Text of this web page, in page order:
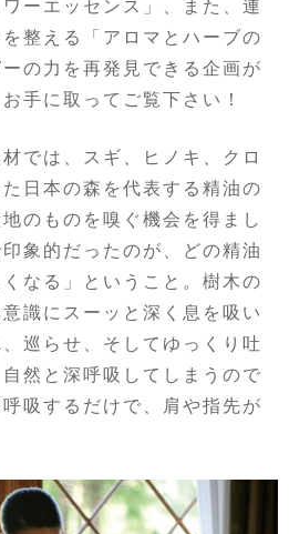
ーエッセンス」、また、連
整える「アロマとハーブの
の力を再発見できる企画が
手に取ってご覧下さい！
では、スギ、ヒノキ、クロ
日本の森を代表する精油の
のものを嗅ぐ機会を得まし
象的だったのが、どの精油
なる」ということ。樹木の
識にスーッと深く息を吸い
巡らせ、そしてゆっくり吐
然と深呼吸してしまうので
吸するだけで、肩や指先が